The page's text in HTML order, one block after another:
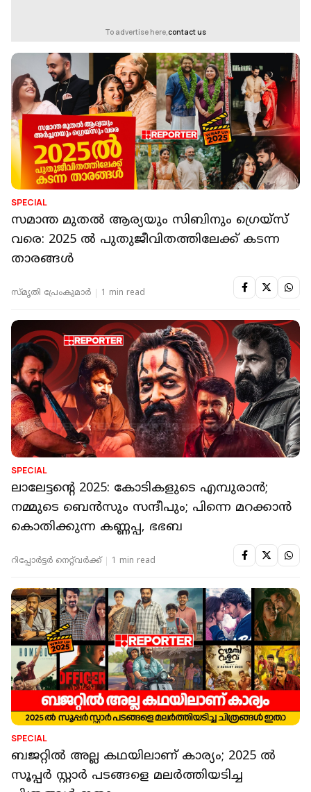
To advertise here,contact us
SPECIAL
സമാന്ത മുതല്‍ ആര്യയും സിബിനും ഗ്രെയ്‌സ്
വരെ: 2025 ല്‍ പുതുജീവിതത്തിലേക്ക് കടന്ന
താരങ്ങള്‍
സ്മൃതി പ്രേംകുമാര്‍ 1 min read
SPECIAL
ലാലേട്ടന്‍റെ 2025: കോടികളുടെ എമ്പുരാന്‍;
നമ്മുടെ ബെന്‍സും സന്ദീപും; പിന്നെ മറക്കാന്‍
കൊതിക്കുന്ന കണ്ണപ്പ, ഭഭബ
റിപ്പോർട്ടർ നെറ്റ്‌വര്‍ക്ക്‌ 1 min read
SPECIAL
ബജറ്റിൽ അല്ല കഥയിലാണ് കാര്യം; 2025 ൽ
സൂപ്പർ സ്റ്റാർ പടങ്ങളെ മലർത്തിയടിച്ച